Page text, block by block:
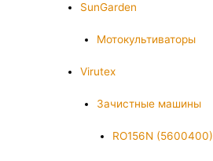
SunGarden
Мотокультиваторы
Virutex
Зачистные машины
RO156N (5600400)